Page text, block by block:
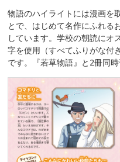
物語のハイライトには漫画を
とで、はじめて名作にふれる
しています。学校の朝読にオ
字を使用（すべてふりがな付
です。『若草物語』と2冊同時